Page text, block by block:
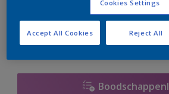
er hard aan om de voorraad aan te
Cookies Settings
Reject All
Accept All Cookies